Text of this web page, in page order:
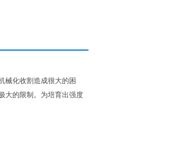
械化收割造成很大的困
大的限制。为培育出强度